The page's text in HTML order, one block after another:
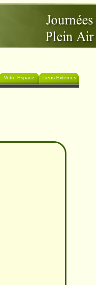
Votre Espace Liens Externes